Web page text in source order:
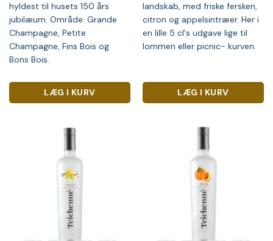
hyldest til husets 150 års
jubilæum. Område: Grande
Champagne, Petite
Champagne, Fins Bois og
Bons Bois.
LÆG I KURV
landskab, med friske fersken,
citron og appelsintræer. Her i
en lille 5 cl's udgave lige til
lommen eller picnic- kurven.
LÆG I KURV